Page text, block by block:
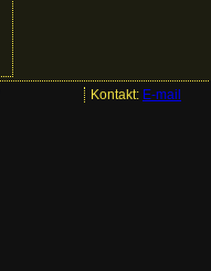
Kontakt: E-mail